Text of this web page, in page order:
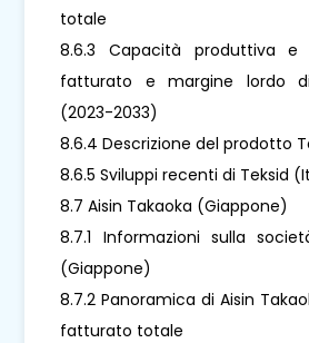
totale
8.6.3 Capacità produttiva e
fatturato e margine lordo
(2023-2033)
8.6.4 Descrizione del prodotto
8.6.5 Sviluppi recenti di Teksid
8.7 Aisin Takaoka (Giappone)
8.7.1 Informazioni sulla
(Giappone)
8.7.2 Panoramica di Aisin
fatturato totale